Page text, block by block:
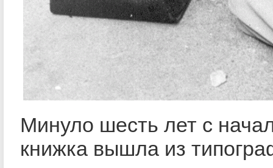
Минуло шесть лет с
книжка вышла из